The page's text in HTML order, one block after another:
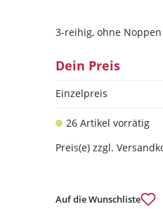
3-reihig, ohne Noppen
Dein Preis
Einzelpreis
26 Artikel vorrätig
Preis(e) zzgl.
Auf die Wunschliste